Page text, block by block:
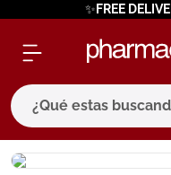
✨FREE
¿Qué estas buscando?
términos más